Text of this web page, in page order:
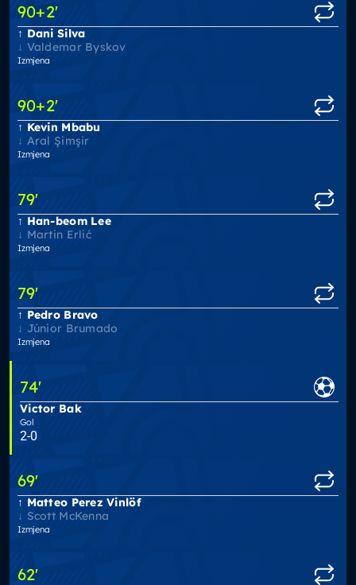
90+2'
Dani Silva
Valdemar Byskov
Izmjena
90+2'
Kevin Mbabu
Aral Şimşir
Izmjena
79'
Han-beom Lee
Martin Erlić
Izmjena
79'
Pedro Bravo
Júnior Brumado
Izmjena
74'
Victor Bak
Gol
2-0
69'
Matteo Perez Vinlöf
Scott McKenna
Izmjena
62'